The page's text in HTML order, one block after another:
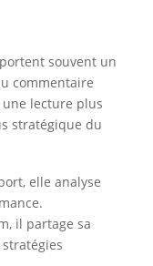
souvent un
commentaire
lecture plus
stratégique du
elle analyse
il partage sa